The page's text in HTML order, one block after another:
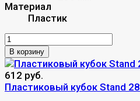
Материал
Пластик
В корзину
612 руб.
Пластиковый кубок Stand 28